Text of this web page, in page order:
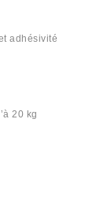
adhésivité
20 kg